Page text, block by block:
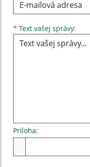
* Text vašej správy:
Príloha: